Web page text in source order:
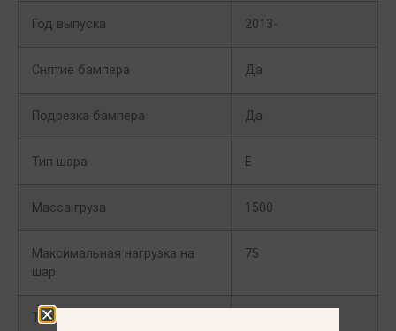
Год выпуска 2013-
Снятие бампера Да
Подрезка бампера Да
Тип шара E
Масса груза 1500
Максимальная нагрузка на
шар
75
Тип кузова